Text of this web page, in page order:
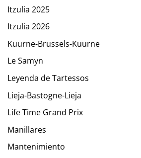
Itzulia 2025
Itzulia 2026
Kuurne-Brussels-Kuurne
Le Samyn
Leyenda de Tartessos
Lieja-Bastogne-Lieja
Life Time Grand Prix
Manillares
Mantenimiento